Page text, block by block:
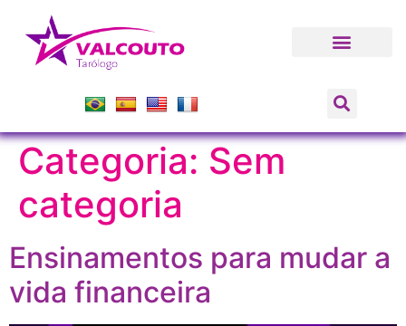
Categoria: Sem
categoria
Ensinamentos para mudar a
vida financeira